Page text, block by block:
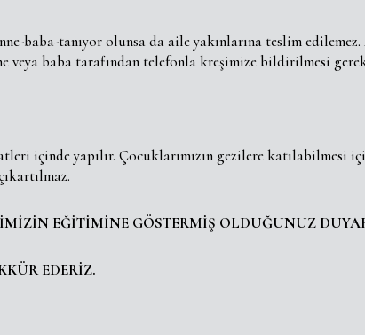
baba-tanıyor olunsa da aile yakınlarına teslim
veya baba tarafından telefonla kreşimize bildirilmesi
içinde yapılır. Çocuklarımızın gezilere katılabilmesi
EĞİTİMİNE GÖSTERMİŞ OLDUĞUNUZ
EDERİZ.